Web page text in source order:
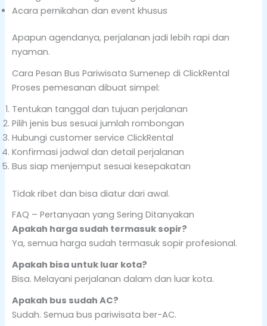
Acara pernikahan dan event khusus
Apapun agendanya, perjalanan jadi lebih rapi dan
nyaman.
Cara Pesan Bus Pariwisata Sumenep di ClickRental
Proses pemesanan dibuat simpel:
Tentukan tanggal dan tujuan perjalanan
Pilih jenis bus sesuai jumlah rombongan
Hubungi customer service ClickRental
Konfirmasi jadwal dan detail perjalanan
Bus siap menjemput sesuai kesepakatan
Tidak ribet dan bisa diatur dari awal.
FAQ – Pertanyaan yang Sering Ditanyakan
Apakah harga sudah termasuk sopir?
Ya, semua harga sudah termasuk sopir profesional.
Apakah bisa untuk luar kota?
Bisa. Melayani perjalanan dalam dan luar kota.
Apakah bus sudah AC?
Sudah. Semua bus pariwisata ber-AC.